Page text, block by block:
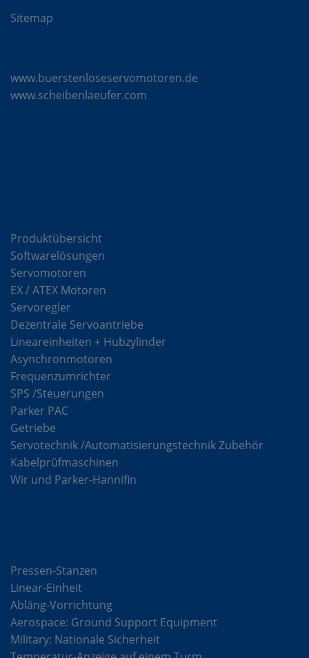
Sitemap
www.buerstenloseservomotoren.de
www.scheibenlaeufer.com
Produktübersicht
Softwarelösungen
Servomotoren
EX / ATEX Motoren
Servoregler
Dezentrale Servoantriebe
Lineareinheiten + Hubzylinder
Asynchronmotoren
Frequenzumrichter
SPS /Steuerungen
Parker PAC
Getriebe
Servotechnik /Automatisierungstechnik Zubehör
Kabelprüfmaschinen
Wir und Parker-Hannifin
Pressen-Stanzen
Linear-Einheit
Abläng-Vorrichtung
Aerospace: Ground Support Equipment
Military: Nationale Sicherheit